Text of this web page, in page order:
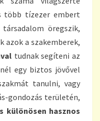
több tízezer embert
öregszik,
azok a szakemberek,
tudnak segíteni az
egy biztos jövővel
tanulni, vagy
gondozás területén,
különösen hasznos